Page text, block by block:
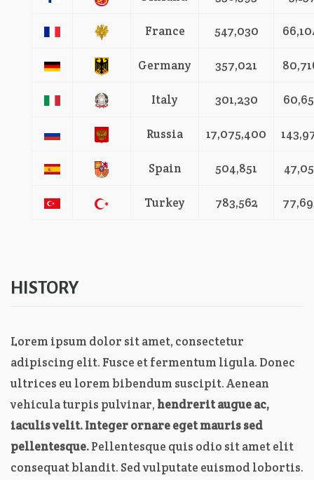
France 547,030
Germany 357,021
Italy 301,230
Russia 17,075,400
Spain 504,851
Turkey 783,562
HISTORY
Lorem ipsum dolor sit amet, consectetur
adipiscing elit. Fusce et fermentum ligula. Donec
ultrices eu lorem bibendum suscipit. Aenean
vehicula turpis pulvinar, hendrerit augue ac,
iaculis velit. Integer ornare eget mauris sed
pellentesque.Pellentesque quis odio sit amet elit
consequat blandit. Sed vulputate euismod lobortis.